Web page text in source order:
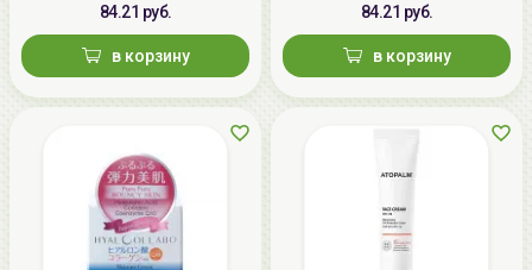
84.21 руб.
в корзину
84.21 руб.
в корзину